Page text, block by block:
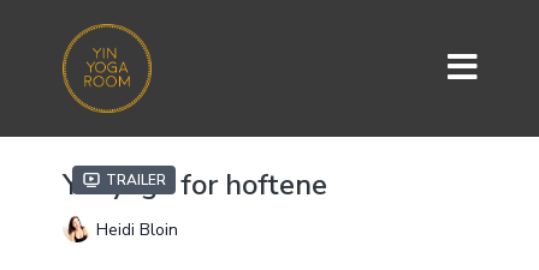
Trailer
Yin yoga for hoftene
Heidi Bloin